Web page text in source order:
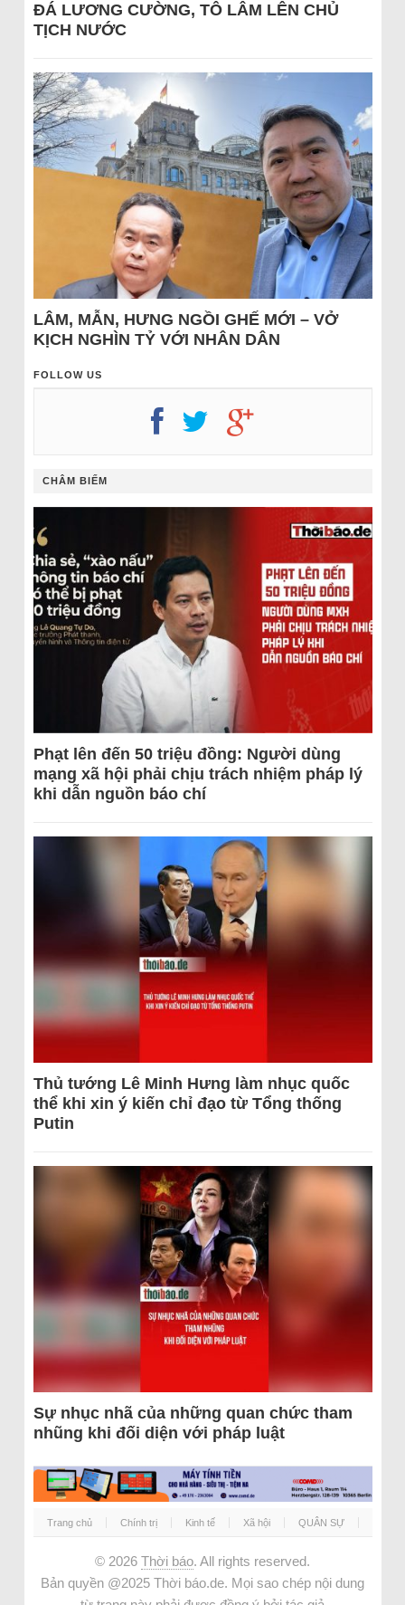
ĐÁ LƯƠNG CƯỜNG, TÔ LÂM LÊN CHỦ
TỊCH NƯỚC
LÂM, MẪN, HƯNG NGỒI GHẾ MỚI – VỞ
KỊCH NGHÌN TỶ VỚI NHÂN DÂN
FOLLOW US
CHÂM BIẾM
Phạt lên đến 50 triệu đồng: Người dùng
mạng xã hội phải chịu trách nhiệm pháp lý
khi dẫn nguồn báo chí
Thủ tướng Lê Minh Hưng làm nhục quốc
thể khi xin ý kiến chỉ đạo từ Tổng thống
Putin
Sự nhục nhã của những quan chức tham
nhũng khi đối diện với pháp luật
Trang chủ Chính trị Kinh tế Xã hội QUÂN SỰ
© 2026 Thời báo. All rights reserved.
Bản quyền @2025 Thời báo.de. Mọi sao chép nội dung